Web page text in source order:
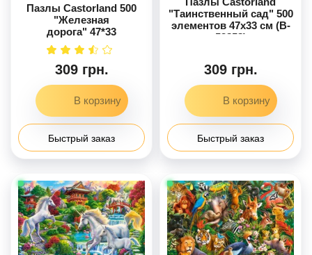
Пазлы Castorland 500
"Железная
дорога" 47*33
309 грн.
Быстрый заказ
"Таинственный сад" 500
элементов 47x33 см (B-
53858)
309 грн.
Быстрый заказ